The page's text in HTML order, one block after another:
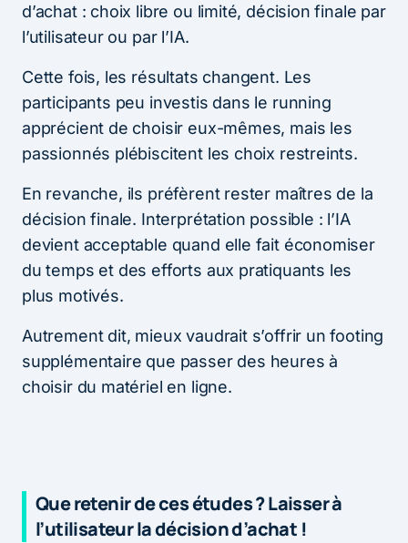
d’achat : choix libre ou limité, décision finale par
l’utilisateur ou par l’IA.
Cette fois, les résultats changent. Les
participants peu investis dans le running
apprécient de choisir eux-mêmes, mais les
passionnés plébiscitent les choix restreints.
En revanche, ils préfèrent rester maîtres de la
décision finale. Interprétation possible : l’IA
devient acceptable quand elle fait économiser
du temps et des efforts aux pratiquants les
plus motivés.
Autrement dit, mieux vaudrait s’offrir un footing
supplémentaire que passer des heures à
choisir du matériel en ligne.
Que retenir de ces études ? Laisser à
l’utilisateur la décision d’achat !